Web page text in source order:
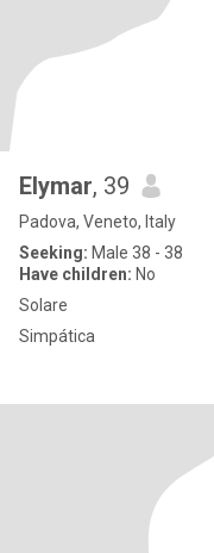
Elymar, 39
Padova, Veneto, Italy
Seeking: Male 38 - 38
Have children: No
Solare
Simpática